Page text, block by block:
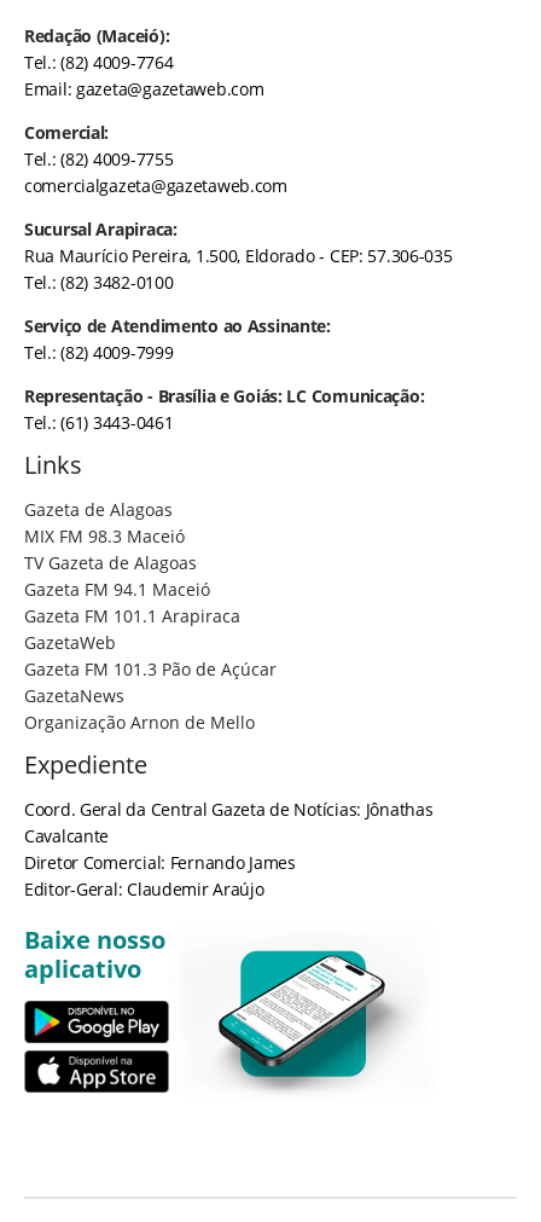
Redação (Maceió):
Tel.: (82) 4009-7764
Email:gazeta@gazetaweb.com
Comercial:
Tel.: (82) 4009-7755
comercialgazeta@gazetaweb.com
Sucursal Arapiraca:
Rua Maurício Pereira, 1.500, Eldorado - CEP: 57.306-035
Tel.: (82) 3482-0100
Serviço de Atendimento ao Assinante:
Tel.: (82) 4009-7999
Representação - Brasília e Goiás: LC Comunicação:
Tel.: (61) 3443-0461
Links
Gazeta de Alagoas
MIX FM 98.3 Maceió
TV Gazeta de Alagoas
Gazeta FM 94.1 Maceió
Gazeta FM 101.1 Arapiraca
GazetaWeb
Gazeta FM 101.3 Pão de Açúcar
GazetaNews
Organização Arnon de Mello
Expediente
Coord. Geral da Central Gazeta de Notícias: Jônathas
Cavalcante
Diretor Comercial: Fernando James
Editor-Geral: Claudemir Araújo
Baixe nosso
aplicativo